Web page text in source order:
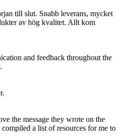
till slut. Snabb leverans, mycket
av hög kvalitet. Allt kom
and feedback throughout the
the message they wrote on the
a list of resources for me to